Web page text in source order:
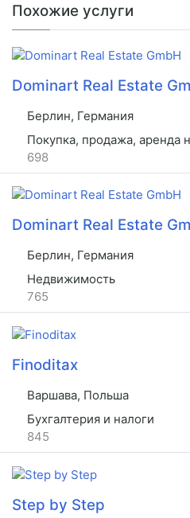
Похожие услуги
Dominart Real Estate
Берлин, Германия
Покупка, продажа, аренда
698
Dominart Real Estate
Берлин, Германия
Недвижимость
765
Finoditax
Варшава, Польша
Бухгалтерия и налоги
845
Step by Step